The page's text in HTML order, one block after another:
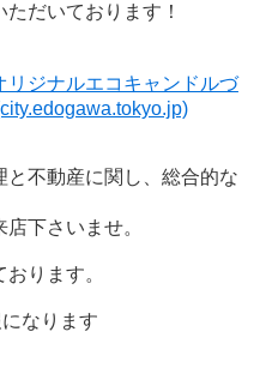
だいております！
ジナルエコキャンドルづ
不動産に関し、総合的な
下さいませ。
ります。
なります